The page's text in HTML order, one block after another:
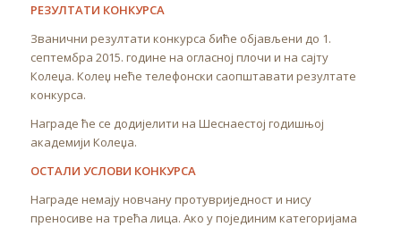
РЕЗУЛТАТИ КОНКУРСА
Званични резултати конкурса биће објављени до 1.
септембра 2015. године на огласној плочи и на сајту
Колеџа. Колеџ неће телефонски саопштавати резултате
конкурса.
Награде ће се додијелити на Шеснаестој годишњој
академији Колеџа.
ОСТАЛИ УСЛОВИ КОНКУРСА
Награде немају новчану протувриједност и нису
преносиве на трећа лица. Ако у појединим категоријама